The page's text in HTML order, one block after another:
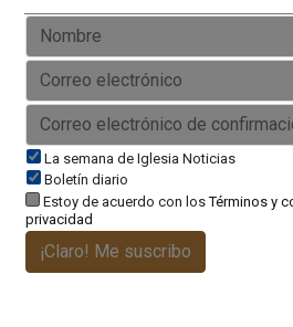
La semana de Iglesia Noticias
Boletín diario
Estoy de acuerdo con losTérminos y
privacidad
¡Claro! Me suscribo